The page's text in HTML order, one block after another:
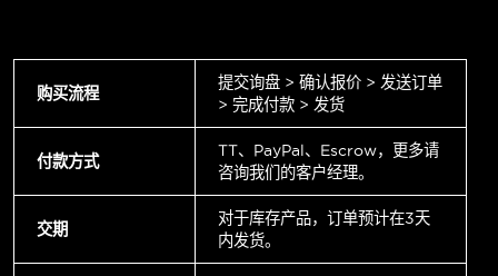
购买流程
提交询盘 > 确认报价 > 发送订单
> 完成付款 > 发货
付款方式
TT、PayPal、Escrow，更多请
咨询我们的客户经理。
交期
对于库存产品，订单预计在3天
内发货。